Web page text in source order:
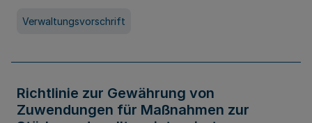
Verwaltungsvorschrift
Richtlinie zur Gewährung von
Zuwendungen für Maßnahmen zur